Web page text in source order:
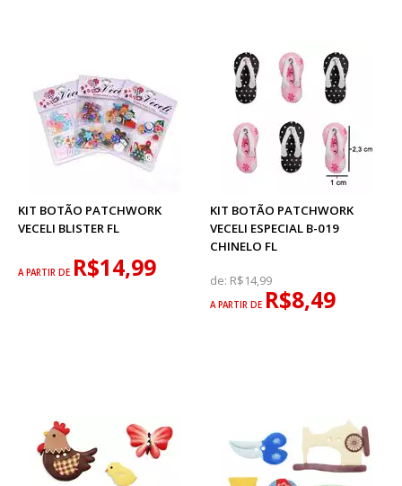
KIT BOTÃO PATCHWORK
VECELI BLISTER FL
A PARTIR DE R$14,99
KIT BOTÃO PATCHWORK
VECELI ESPECIAL B-019
CHINELO FL
de: R$14,99
A PARTIR DE R$8,49